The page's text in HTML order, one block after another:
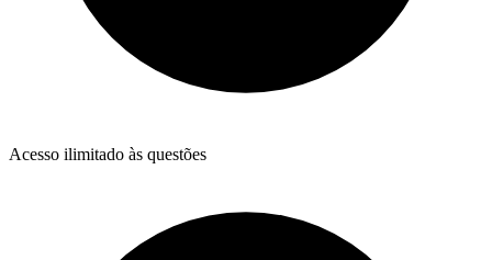
Acesso ilimitado às questões